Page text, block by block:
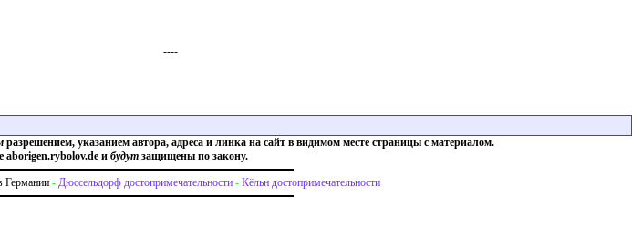
----
разрешением, указанием автора, адреса и линка на сайт в видимом месте страницы с материалом.
aborigen.rybolov.de и будутзащищены по закону.
Германии - Дюссельдорф достопримечательности - Кёльн достопримечательности